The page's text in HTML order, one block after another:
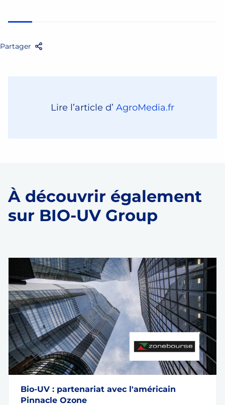
Partager
Lire l’article d’ AgroMedia.fr
À découvrir également
sur BIO-UV Group
Bio-UV : partenariat avec l'américain
Pinnacle Ozone